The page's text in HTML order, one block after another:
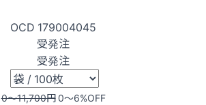
OCD 179004045
受発注
受発注
0〜11,700円0〜6%OFF